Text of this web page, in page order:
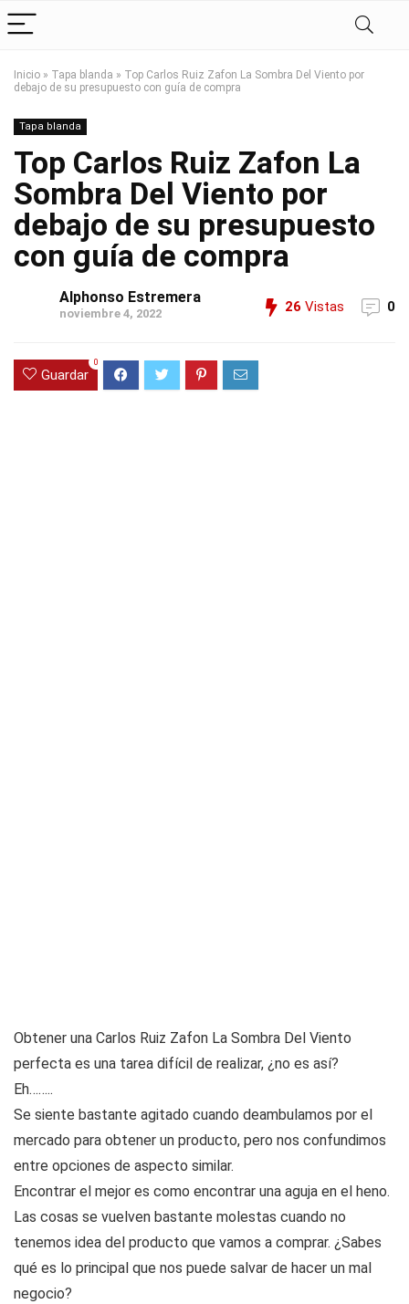
Inicio » Tapa blanda » Top Carlos Ruiz Zafon La Sombra Del Viento por
debajo de su presupuesto con guía de compra
Tapa blanda
Top Carlos Ruiz Zafon La
Sombra Del Viento por
debajo de su presupuesto
con guía de compra
Alphonso Estremera
noviembre 4, 2022 26 Vistas 0
Guardar
0
Obtener una Carlos Ruiz Zafon La Sombra Del Viento
perfecta es una tarea difícil de realizar, ¿no es así?
Eh……..
Se siente bastante agitado cuando deambulamos por el
mercado para obtener un producto, pero nos confundimos
entre opciones de aspecto similar.
Encontrar el mejor es como encontrar una aguja en el heno.
Las cosas se vuelven bastante molestas cuando no
tenemos idea del producto que vamos a comprar. ¿Sabes
qué es lo principal que nos puede salvar de hacer un mal
negocio?